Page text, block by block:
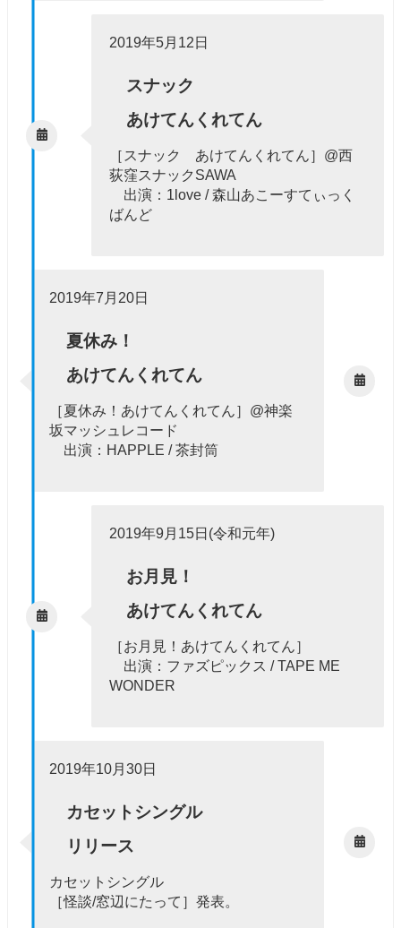
2019年5月12日
スナック
あけてんくれてん
［スナック あけてんくれてん］@西
荻窪スナックSAWA
出演：1love / 森山あこーすてぃっく
ばんど
2019年7月20日
夏休み！
あけてんくれてん
［夏休み！あけてんくれてん］@神楽
坂マッシュレコード
出演：HAPPLE / 茶封筒
2019年9月15日(令和元年)
お月見！
あけてんくれてん
［お月見！あけてんくれてん］
出演：ファズピックス / TAPE ME
WONDER
2019年10月30日
カセットシングル
リリース
カセットシングル
［怪談/窓辺にたって］発表。